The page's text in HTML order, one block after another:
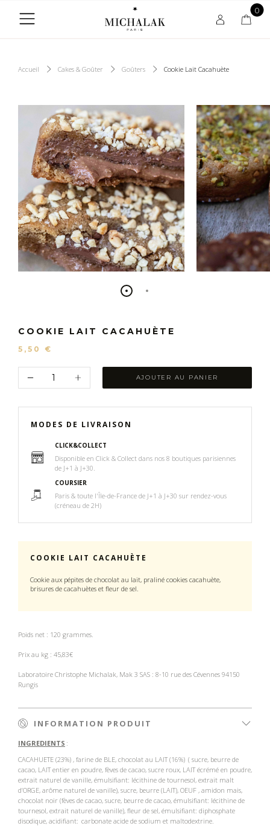
0
Accueil Cakes & Goûter Goûters Cookie Lait Cacahuète
COOKIE LAIT CACAHUÈTE
5,50 €
AJOUTER AU PANIER
MODES DE LIVRAISON
CLICK&COLLECT
Disponible en Click & Collect dans nos 8 boutiques parisiennes
de J+1 à J+30.
COURSIER
Paris & ​toute l'Île-de-France​ ​de J+1 à J+30 sur rendez-vous
(créneau de 2H)​
COOKIE LAIT CACAHUÈTE
Cookie aux pépites de chocolat au lait, praliné cookies cacahuète,
brisures de cacahuètes et fleur de sel.
Poids net : 120 grammes.
Prix au kg : 45,83€
Laboratoire Christophe Michalak, Mak 3 SAS : 8-10 rue des Cévennes 94150
Rungis
INFORMATION PRODUIT
INGREDIENTS :
CACAHUETE (23%) , farine de BLE, chocolat au LAIT (16%) ( sucre, beurre de
cacao, LAIT entier en poudre, fèves de cacao, sucre roux, LAIT écrémé en poudre,
extrait naturel de vanille, émulsifiant: lécithine de tournesol, extrait malt
d’ORGE, arôme naturel de vanille), sucre, beurre (LAIT), OEUF , amidon mais,
chocolat noir (fèves de cacao, sucre, beurre de cacao, émulsifiant: lécithine de
tournesol, extrait naturel de vanille), fleur de sel, émulsifiant: diphosphate
disodique, acidifiant: carbonate acide de sodium et maltodextrine.